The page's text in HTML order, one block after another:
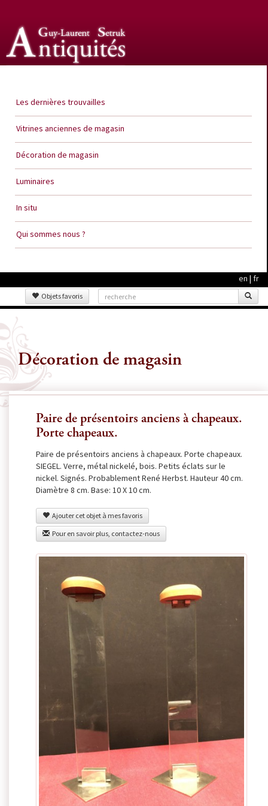
Les dernières trouvailles
Vitrines anciennes de magasin
Décoration de magasin
Luminaires
In situ
Qui sommes nous ?
en | fr
Objets favoris
Décoration de magasin
Paire de présentoirs anciens à chapeaux.
Porte chapeaux.
Paire de présentoirs anciens à chapeaux. Porte chapeaux.
SIEGEL. Verre, métal nickelé, bois. Petits éclats sur le
nickel. Signés. Probablement René Herbst. Hauteur 40 cm.
Diamètre 8 cm. Base: 10 X 10 cm.
Ajouter cet objet à mes favoris
Pour en savoir plus, contactez-nous